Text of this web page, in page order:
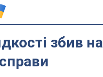
збив на